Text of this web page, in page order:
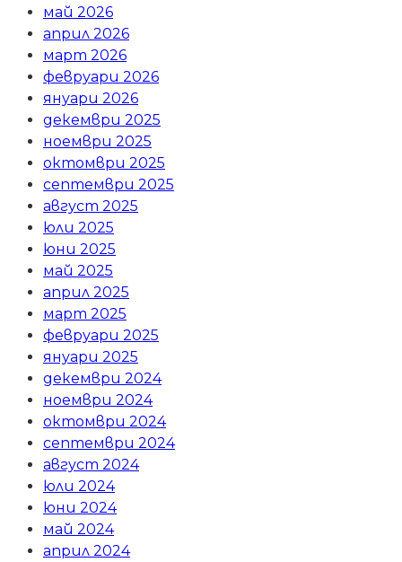
май 2026
април 2026
март 2026
февруари 2026
януари 2026
декември 2025
ноември 2025
октомври 2025
септември 2025
август 2025
юли 2025
юни 2025
май 2025
април 2025
март 2025
февруари 2025
януари 2025
декември 2024
ноември 2024
октомври 2024
септември 2024
август 2024
юли 2024
юни 2024
май 2024
април 2024